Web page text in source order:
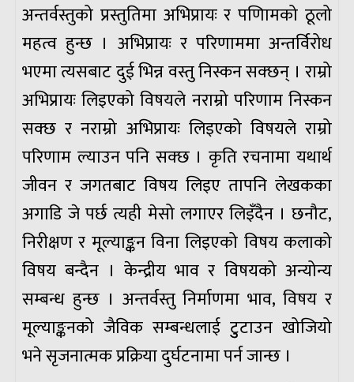
अन्तर्वस्तुको प्रस्तुतिमा अभिप्रायः र पणिामको ठूलो
महत्व हुन्छ । अभिप्रायः र परिणाममा अन्तर्विरोध
भएमा त्यसबाट दुई भिन्न वस्तु निस्कन सक्छन् । राम्रो
अभिप्रायः लिइएको विषयले नराम्रो परिणाम निस्कन
सक्छ र नराम्रो अभिप्रायः लिइएको विषयले राम्रो
परिणाम ल्याउन पनि सक्छ । कृति रचनामा यथार्थ
जीवन र जगतबाट विषय लिइए तापनि लेखकका
अगाडि जे पर्छ त्यही मेसो लगाएर लिइँदैन । छनौट,
निरीक्षण र मूल्याङ्कन विना लिइएको विषय कलाको
विषय बन्दैन । केन्द्रीय भाव र विषयको अन्योन्य
सम्बन्ध हुन्छ । अन्तर्वस्तु निर्माणमा भाव, विषय र
मूल्याङ्कनको जैविक सम्बन्धलाई टुुटाउन खोजियो
भने सृजनात्मक प्रक्रिया दुर्घटनामा पर्न जान्छ ।